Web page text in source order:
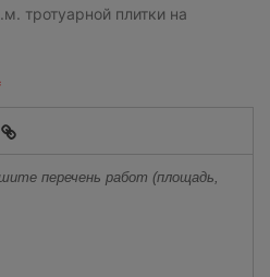
тротуарной плитки на